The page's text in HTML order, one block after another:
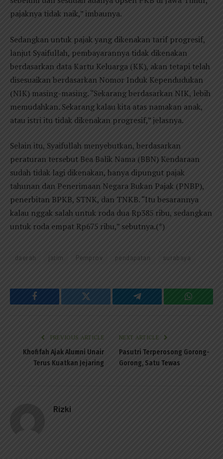
pajaknya tidak naik,” imbaunya.
Sedangkan untuk pajak yang dikenakan tarif progresif,
lanjut Syaifullah, pembayarannya tidak dikenakan
berdasarkan data Kartu Keluarga (KK), akan tetapi telah
disesuaikan berdasarkan Nomor Induk Kependudukan
(NIK) masing-masing. “Sekarang berdasarkan NIK, lebih
memudahkan. Sekarang kalau kita atas namakan anak,
atau istri itu tidak dikenakan progresif,” jelasnya.
Selain itu, Syaifullah menyebutkan, berdasarkan
peraturan tersebut Bea Balik Nama (BBN) Kendaraan
sudah tidak lagi dikenakan, hanya dipungut pajak
tahunan dan Penerimaan Negara Bukan Pajak (PNBP),
penerbitan BPKB, STNK, dan TNKB. “Itu besarannya
kalau nggak salah untuk roda dua Rp385 ribu, sedangkan
untuk roda empat Rp675 ribu,” sebutnya.(*)
daerah jatim Pemprov pendapatan surabaya
Facebook Twitter Telegram
PREVIOUS ARTICLE
Khofifah Ajak Alumni Unair
Terus Kuatkan Jejaring
NEXT ARTICLE
Pasutri Terperosong Gorong-
Gorong, Satu Tewas
Rizki